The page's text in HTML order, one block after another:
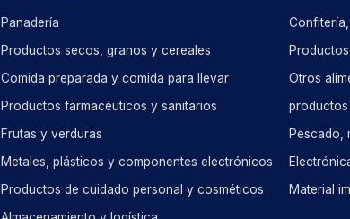
Panadería
Productos secos, granos y cereales
Comida preparada y comida para llevar
Otros
Productos farmacéuticos y sanitarios
productos
Frutas y verduras
Pescado,
Metales, plásticos y componentes electrónicos
Productos de cuidado personal y cosméticos
Material